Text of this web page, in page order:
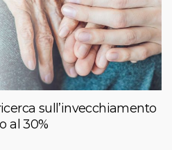
sull’invecchiamento
al 30%